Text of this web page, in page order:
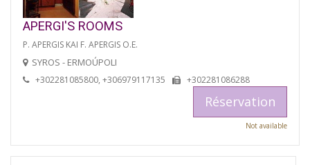
APERGI'S ROOMS
P. APERGIS KAI F. APERGIS O.E.
SYROS - ERMOÚPOLI
+302281085800, +306979117135 +302281086288
Réservation
Not available